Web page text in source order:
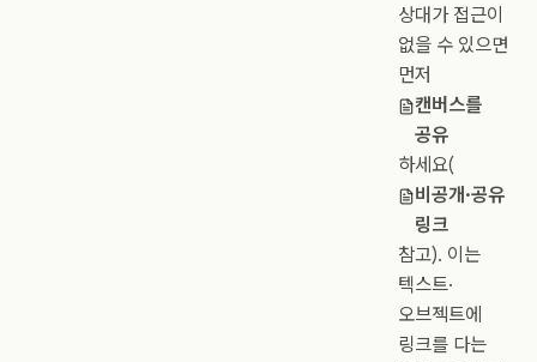
상대가 접근이
없을 수 있으면
먼저
캔버스를
공유
하세요(
비공개·공유
링크
참고). 이는
텍스트·
오브젝트에
링크를 다는